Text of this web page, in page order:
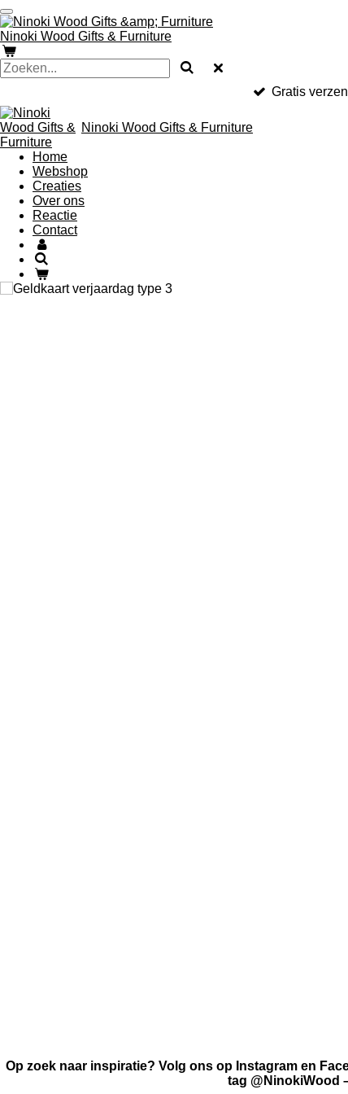
Ga
direct
naar
de
hoofdinhoud
Ninoki Wood Gifts & Furniture
Gratis
Ninoki Wood Gifts & Furniture
Home
Webshop
Creaties
Over ons
Reactie
Contact
Op zoek naar inspiratie? Volg ons op Instagram en
tag @NinokiWood